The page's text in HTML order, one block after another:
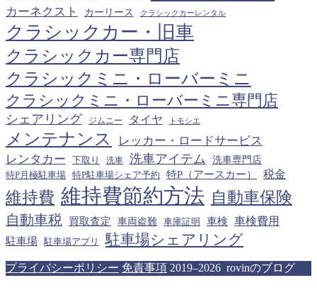
カーネクスト カーリース クラシックカーレンタル
クラシックカー・旧車
クラシックカー専門店
クラシックミニ・ローバーミニ
クラシックミニ・ローバーミニ専門店
シェアリング ジムニー タイヤ トモシエ
メンテナンス
レッカー・ロードサービス
レンタカー
下取り 洗車 洗車アイテム
洗車専門店
特P月極駐車場
特P駐車場シェア予約 特P（アースカー） 税金
維持費 維持費節約方法 自動車保険
自動車税 買取査定 車両盗難 車庫証明 車検 車検費用
駐車場 駐車場アプリ 駐車場シェアリング
プライバシーポリシー 免責事項 2019–2026 rovinのブログ